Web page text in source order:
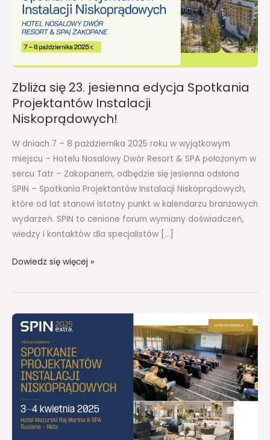
Zbliża się 23. jesienna edycja Spotkania
Projektantów Instalacji
Niskoprądowych!
W dniach 7 – 8 października 2025 roku w wyjątkowym
miejscu – Hotelu Nosalowy Dwór Resort & SPA położonym w
sercu Tatr – Zakopanem, odbędzie się jesienna odsłona
SPIN – Spotkania Projektantów Instalacji Niskoprądowych,
które od lat stanowi istotny punkt w kalendarzu branżowych
wydarzeń. SPIN to cenione forum wymiany doświadczeń,
wiedzy i kontaktów dla specjalistów […]
Spotkania
Projektantów
Instalacji
Niskoprądowych!
Dowiedz się więcej »
Dlaczego
wziąć
udział
SPIN
Extra
2025